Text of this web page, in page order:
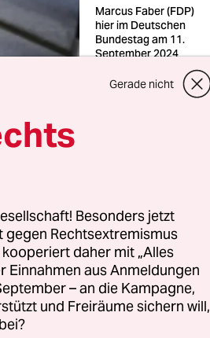
Marcus Faber (FDP)
hier im Deutschen
Bundestag am 11.
September 2024
Trutschel/photothek/i
Faber
Gerade nicht
Besonders jetzt
gegen Rechtsextremismus
daher mit „Alles
Einnahmen aus Anmeldungen
– an die Kampagne,
und Freiräume sichern will,